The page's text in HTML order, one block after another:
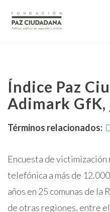
Índice Paz
Adimark
Términos relacionados:
Encuesta de victimización
telefónica a más de
años en 25 comunas de
de otras regiones, entre